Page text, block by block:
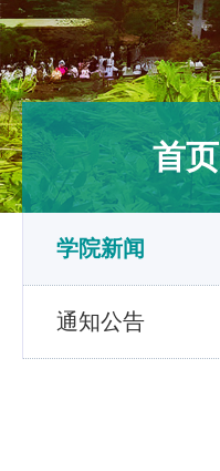
首页
学院新闻
通知公告